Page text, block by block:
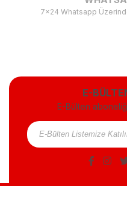
7x24 Whatsapp
E-
E-Bülten